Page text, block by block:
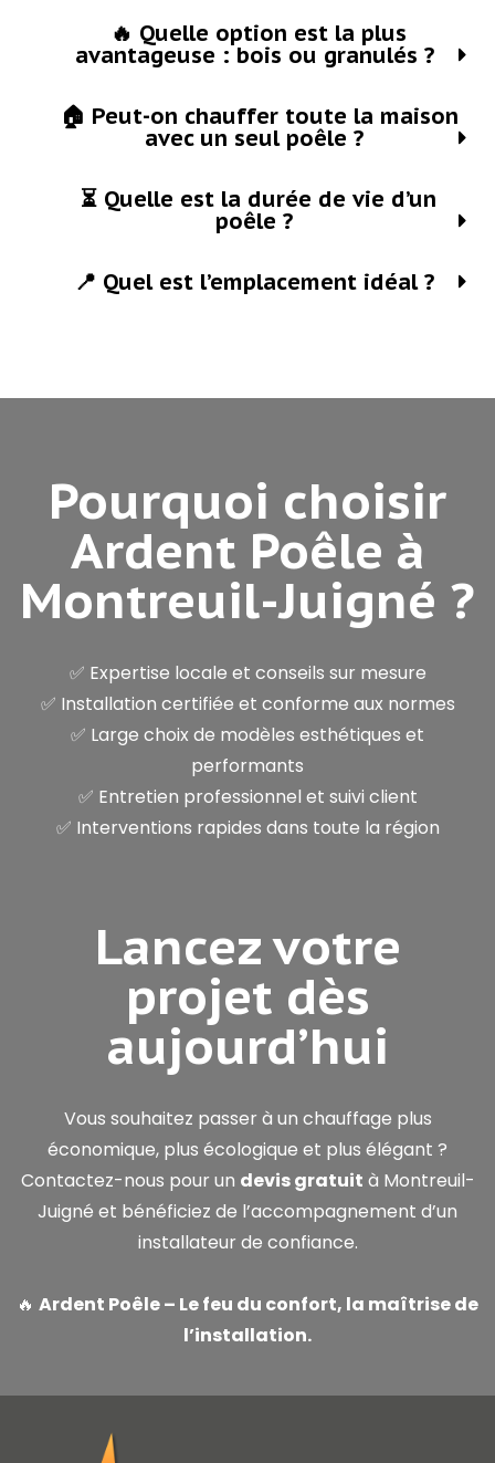
🔥 Quelle option est la plus
avantageuse : bois ou granulés ?
🏠 Peut-on chauffer toute la maison
avec un seul poêle ?
⏳ Quelle est la durée de vie d’un
poêle ?
📍 Quel est l’emplacement idéal ?
Pourquoi choisir
Ardent Poêle à
Montreuil-Juigné ?
✅ Expertise locale et conseils sur mesure
✅ Installation certifiée et conforme aux normes
✅ Large choix de modèles esthétiques et
performants
✅ Entretien professionnel et suivi client
✅ Interventions rapides dans toute la région
Lancez votre
projet dès
aujourd’hui
Vous souhaitez passer à un chauffage plus
économique, plus écologique et plus élégant ?
Contactez-nous pour un devis gratuit à Montreuil-
Juigné et bénéficiez de l’accompagnement d’un
installateur de confiance.
🔥 Ardent Poêle – Le feu du confort, la maîtrise de
l’installation.